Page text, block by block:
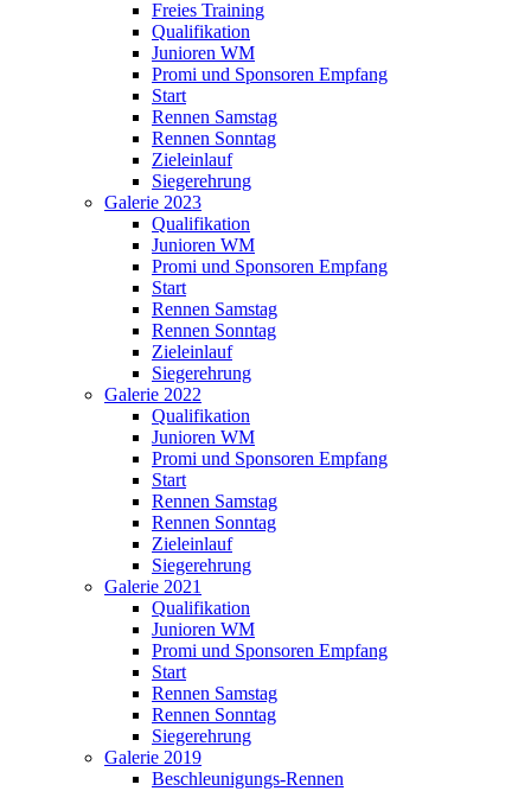
Freies Training
Qualifikation
Junioren WM
Promi und Sponsoren Empfang
Start
Rennen Samstag
Rennen Sonntag
Zieleinlauf
Siegerehrung
Galerie 2023
Qualifikation
Junioren WM
Promi und Sponsoren Empfang
Start
Rennen Samstag
Rennen Sonntag
Zieleinlauf
Siegerehrung
Galerie 2022
Qualifikation
Junioren WM
Promi und Sponsoren Empfang
Start
Rennen Samstag
Rennen Sonntag
Zieleinlauf
Siegerehrung
Galerie 2021
Qualifikation
Junioren WM
Promi und Sponsoren Empfang
Start
Rennen Samstag
Rennen Sonntag
Siegerehrung
Galerie 2019
Beschleunigungs-Rennen